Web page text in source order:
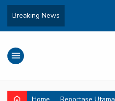
Breaking News
menu